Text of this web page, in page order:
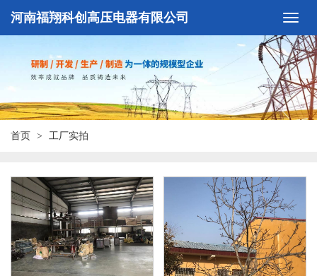
河南福翔科创高压电器有限公司
首页 工厂实拍